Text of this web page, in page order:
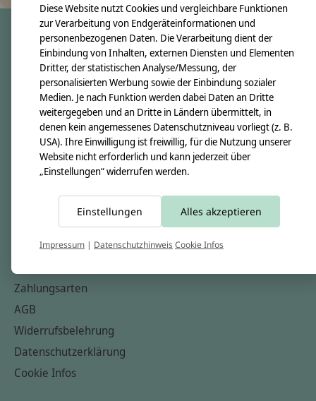
crêpes suzette
Über uns
Unsere Creppies
Nähkästchen
Unsere Stoffe
Impressum
Informationen
Kontakt
Zahlungsarten
AGB
Widerrufsbelehrung
Datenschutzerklärung
Cookie Infos
Diese Website nutzt Cookies und vergleichbare Funktionen
zur Verarbeitung von Endgeräteinformationen und
personenbezogenen Daten. Die Verarbeitung dient der
Einbindung von Inhalten, externen Diensten und Elementen
Dritter, der statistischen Analyse/Messung, der
personalisierten Werbung sowie der Einbindung sozialer
Medien. Je nach Funktion werden dabei Daten an Dritte
weitergegeben und an Dritte in Ländern übermittelt, in
denen kein angemessenes Datenschutzniveau vorliegt (z. B.
USA). Ihre Einwilligung ist freiwillig, für die Nutzung unserer
Website nicht erforderlich und kann jederzeit über
„Einstellungen“ widerrufen werden.
Einstellungen Alles akzeptieren
Impressum | DatenschutzhinweisCookie Infos